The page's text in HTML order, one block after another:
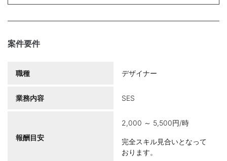
案件要件
職種 デザイナー
業務内容 SES
報酬目安
2,000 ～ 5,500円/時
完全スキル見合いとなって
おります。